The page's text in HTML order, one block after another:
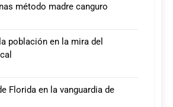
método madre canguro
población en la mira del
Florida en la vanguardia de